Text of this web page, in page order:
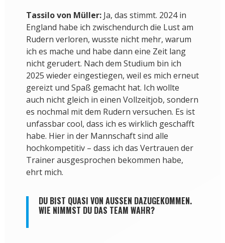
Tassilo von Müller:Ja, das stimmt. 2024 in
England habe ich zwischendurch die Lust am
Rudern verloren, wusste nicht mehr, warum
ich es mache und habe dann eine Zeit lang
nicht gerudert. Nach dem Studium bin ich
2025 wieder eingestiegen, weil es mich erneut
gereizt und Spaß gemacht hat. Ich wollte
auch nicht gleich in einen Vollzeitjob, sondern
es nochmal mit dem Rudern versuchen. Es ist
unfassbar cool, dass ich es wirklich geschafft
habe. Hier in der Mannschaft sind alle
hochkompetitiv – dass ich das Vertrauen der
Trainer ausgesprochen bekommen habe,
ehrt mich.
DU BIST QUASI VON AUSSEN DAZUGEKOMMEN. W
IE NIMMST DU DAS TEAM WAHR?